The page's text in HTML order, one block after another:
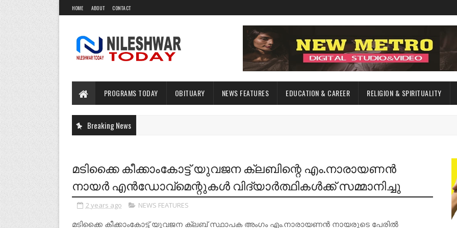
HOME ABOUT CONTACT
PROGRAMS TODAY OBITUARY NEWS FEATURES EDUCATION & CAREER RELIGION & SPIRITUALITY
Breaking News
മടിക്കൈ കീക്കാംകോട്ട് യുവജന ക്ലബിന്റെ എം.നാരായണൻ
നായർ എൻഡോവ്മെന്റുകൾ വിദ്യാർത്ഥികൾക്ക് സമ്മാനിച്ചു
2 years ago NEWS FEATURES
മടിക്കൈ കീക്കാംകോട്ട് യുവജന ക്ലബ് സ്ഥാപക അംഗം എം.നാരായണൻ നായരുടെ പേരിൽ